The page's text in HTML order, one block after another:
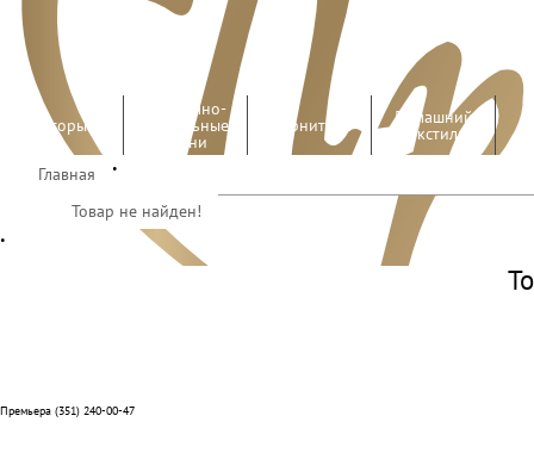
Шторы
Костюмно-
плательные
ткани
Фурнитура Домашний
текстиль
Работы
Главная •
Товар не найден!
•
Премьера (351) 240-00-47